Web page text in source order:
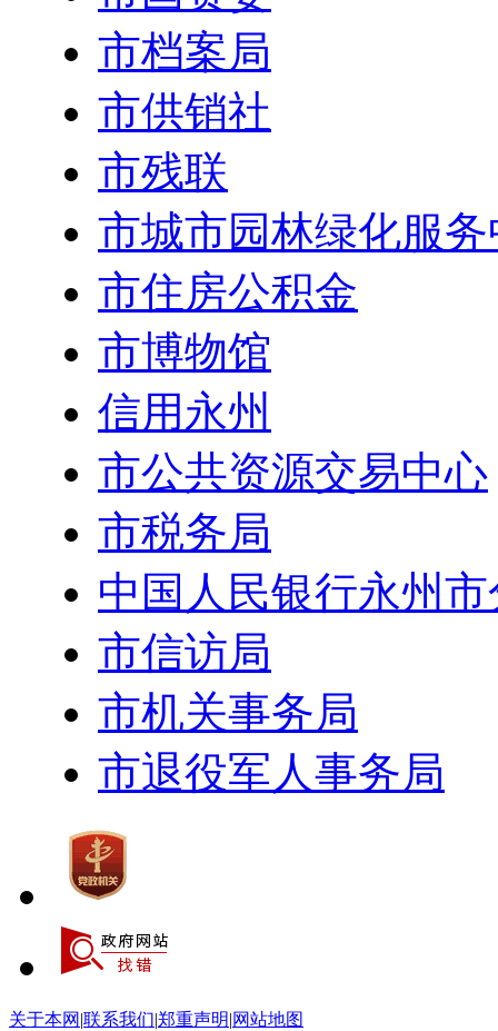
市档案局
市供销社
市残联
市城市园林绿化服
市住房公积金
市博物馆
信用永州
市公共资源交易中心
市税务局
中国人民银行永州
市信访局
市机关事务局
市退役军人事务局
关于本网 |联系我们|郑重声明|网站地图